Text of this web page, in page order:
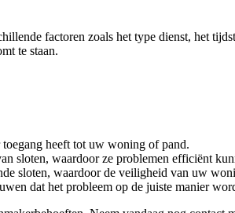
factoren zoals het type dienst, het
te staan.
heeft tot uw woning of pand.
sloten, waardoor ze problemen efficiënt
sloten, waardoor de veiligheid van uw
dat het probleem op de juiste manier